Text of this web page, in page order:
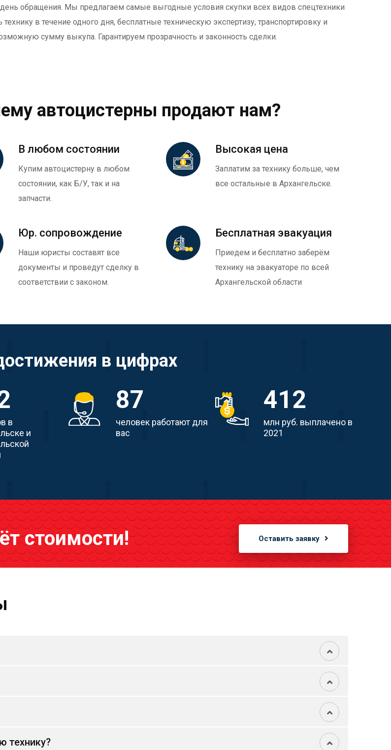
обращения. Мы предлагаем самые выгодные условия скупки всех видов спецтехники
в течение одного дня, бесплатные техническую экспертизу, транспортировку и
сумму выкупа. Гарантируем прозрачность и законность сделки.
автоцистерны продают нам?
В любом состоянии
Купим автоцистерну в любом
состоянии, как Б/У, так и на
запчасти.
Высокая цена
Заплатим за технику больше, чем
все остальные в Архангельске.
Юр. сопровождение
Наши юристы составят все
документы и проведут сделку в
соответствии с законом.
Бесплатная эвакуация
Приедем и бесплатно заберём
технику на эвакуаторе по всей
Архангельской области
в цифрах
в
и
87
человек работают для
вас
412
млн руб. выплачено в
2021
стоимости! Оставить заявку
технику?